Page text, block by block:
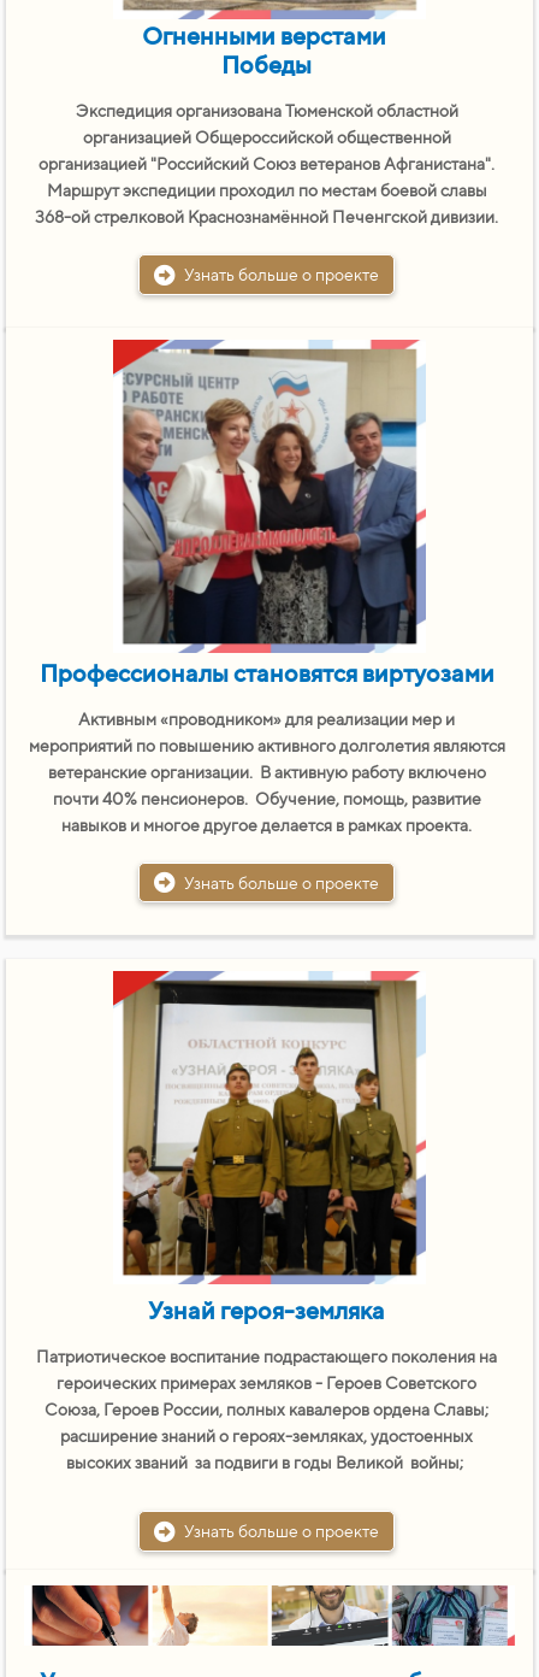
Огненными верстами
Победы
Экспедиция организована Тюменской областной
организацией Общероссийской общественной
организацией "Российский Союз ветеранов Афганистана".
Маршрут экспедиции проходил по местам боевой славы
368-ой стрелковой Краснознамённой Печенгской дивизии.
Узнать больше о проекте
Профессионалы становятся виртуозами
Активным «проводником» для реализации мер и
мероприятий по повышению активного долголетия являются
ветеранские организации. В активную работу включено
почти 40% пенсионеров. Обучение, помощь, развитие
навыков и многое другое делается в рамках проекта.
Узнать больше о проекте
Узнай героя-земляка
Патриотическое воспитание подрастающего поколения на
героических примерах земляков - Героев Советского
Союза, Героев России, полных кавалеров ордена Славы;
расширение знаний о героях-земляках, удостоенных
высоких званий за подвиги в годы Великой войны;
Узнать больше о проекте